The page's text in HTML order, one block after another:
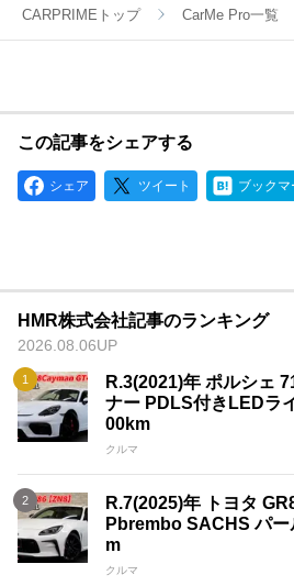
CARPRIMEトップ CarMe Pro一覧
この記事をシェアする
シェア ツイート ブックマ
HMR株式会社記事のランキング
2026.08.06UP
R.3(2021)年 ポルシェ
ナー PDLS付きLEDラ
00km
クルマ
R.7(2025)年 トヨタ
Pbrembo SACHS パ
m
クルマ